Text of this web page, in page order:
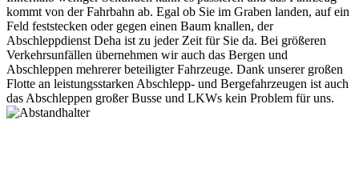
kommt von der Fahrbahn ab. Egal ob Sie im Graben landen, auf ein
Feld feststecken oder gegen einen Baum knallen, der
Abschleppdienst Deha ist zu jeder Zeit für Sie da. Bei größeren
Verkehrsunfällen übernehmen wir auch das Bergen und
Abschleppen mehrerer beteiligter Fahrzeuge. Dank unserer großen
Flotte an leistungsstarken Abschlepp- und Bergefahrzeugen ist auch
das Abschleppen großer Busse und LKWs kein Problem für uns.